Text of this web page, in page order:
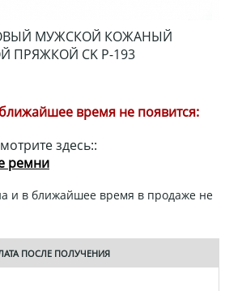
МУЖСКОЙ КОЖАНЫЙ
ПРЯЖКОЙ CK Р-193
время не появится:
здесь::
ремни
и в ближайшее время в продаже не
ПОСЛЕ ПОЛУЧЕНИЯ